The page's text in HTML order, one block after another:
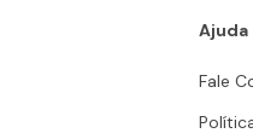
Ajuda
Fale